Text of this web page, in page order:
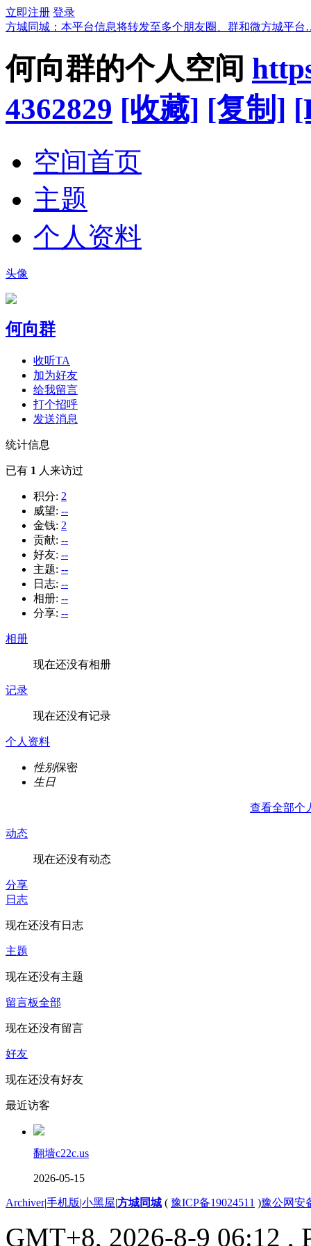
立即注册 登录
方城同城：本平台信息将转发至多个朋友圈、群和微方城平
何向群的个人空间
4362829 [收藏] [复制]
空间首页
主题
个人资料
头像
何向群
收听TA
加为好友
给我留言
打个招呼
发送消息
统计信息
已有 1 人来访过
积分: 2
威望: --
金钱: 2
贡献: --
好友: --
主题: --
日志: --
相册: --
分享: --
相册
现在还没有相册
记录
现在还没有记录
个人资料
性别保密
生日
查看全部个
动态
现在还没有动态
分享
日志
现在还没有日志
主题
现在还没有主题
留言板全部
现在还没有留言
好友
现在还没有好友
最近访客
翻墙c22c.us
2026-05-15
Archiver|手机版|小黑屋|方城同城 ( 豫ICP备19024511 )豫公网安
GMT+8, 2026-8-9 06:12 ,